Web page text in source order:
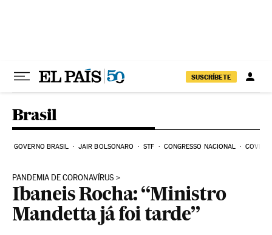
SUSCRÍBETE
Brasil
GOVERNO BRASIL JAIR BOLSONARO STF CONGRESSO NACIONAL COVID-
PANDEMIA DE CORONAVÍRUS
Ibaneis Rocha: “Ministro
Mandetta já foi tarde”